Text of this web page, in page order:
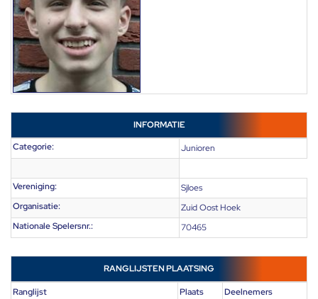
INFORMATIE
Categorie:
Junioren
Vereniging:
Sjloes
Organisatie:
Zuid Oost Hoek
Nationale Spelersnr.:
70465
RANGLIJSTEN PLAATSING
Ranglijst Plaats Deelnemers